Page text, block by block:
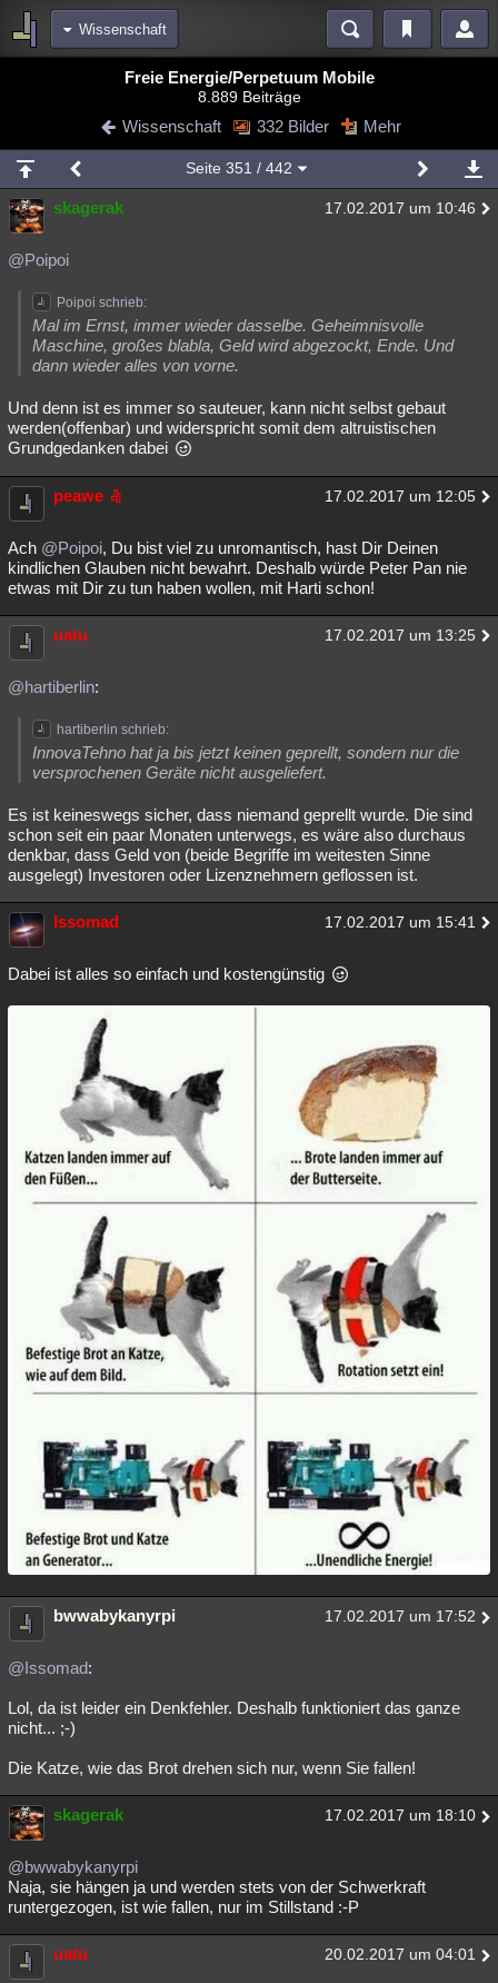
Wissenschaft
Blogs Videos
Chat Wiki Neuigkeiten
meine Rubriken
Menschen Wissenschaft Mystery Kriminalfälle
Spiritualität
Natur Umfragen
weitere Rubriken
Philosophie Träume Orte
Astronomie Helpdesk Gruppen Gaming Filme
Musik Clash Verbesserungen
Übersichten
Besucht
Lesenswert Schlüsselwörter
Freie Energie/Perpetuum Mobile
8.889 Beiträge
Wissenschaft 332 Bilder Mehr
Seite 351 / 442
skagerak 17.02.2017 um 10:46
@Poipoi
Poipoi schrieb:
Mal im Ernst, immer wieder dasselbe. Geheimnisvolle
Maschine, großes blabla, Geld wird abgezockt, Ende. Und
dann wieder alles von vorne.
Und denn ist es immer so sauteuer, kann nicht selbst gebaut
werden(offenbar) und widerspricht somit dem altruistischen
Grundgedanken dabei
peawe 17.02.2017 um 12:05
Ach @Poipoi, Du bist viel zu unromantisch, hast Dir Deinen
kindlichen Glauben nicht bewahrt. Deshalb würde Peter Pan nie
etwas mit Dir zu tun haben wollen, mit Harti schon!
uatu 17.02.2017 um 13:25
@hartiberlin:
hartiberlin schrieb:
InnovaTehno hat ja bis jetzt keinen geprellt, sondern nur die
versprochenen Geräte nicht ausgeliefert.
Es ist keineswegs sicher, dass niemand geprellt wurde. Die sind
schon seit ein paar Monaten unterwegs, es wäre also durchaus
denkbar, dass Geld von (beide Begriffe im weitesten Sinne
ausgelegt) Investoren oder Lizenznehmern geflossen ist.
Issomad 17.02.2017 um 15:41
Dabei ist alles so einfach und kostengünstig
bwwabykanyrpi 17.02.2017 um 17:52
@Issomad:
Lol, da ist leider ein Denkfehler. Deshalb funktioniert das ganze
nicht... ;-)
Die Katze, wie das Brot drehen sich nur, wenn Sie fallen!
skagerak 17.02.2017 um 18:10
@bwwabykanyrpi
Naja, sie hängen ja und werden stets von der Schwerkraft
runtergezogen, ist wie fallen, nur im Stillstand :-P
uatu 20.02.2017 um 04:01